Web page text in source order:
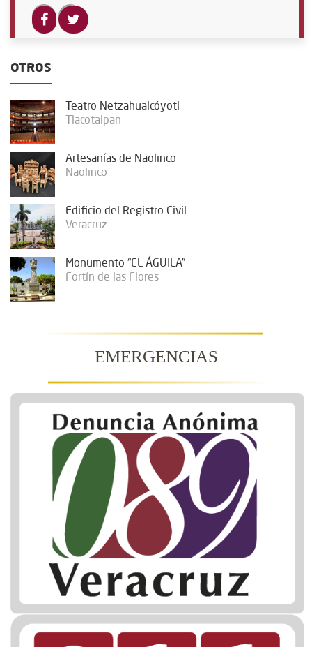
OTROS
Teatro Netzahualcóyotl
Tlacotalpan
Artesanías de Naolinco
Naolinco
Edificio del Registro Civil
Veracruz
Monumento “EL ÁGUILA”
Fortín de las Flores
EMERGENCIAS